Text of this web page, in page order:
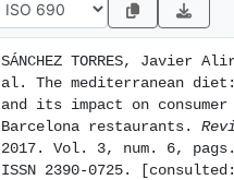
SÁNCHEZ TORRES, Javier
al. The mediterranean
and its impact on
Barcelona restaurants.
2017. Vol. 3, num. 6,
ISSN 2390-0725.